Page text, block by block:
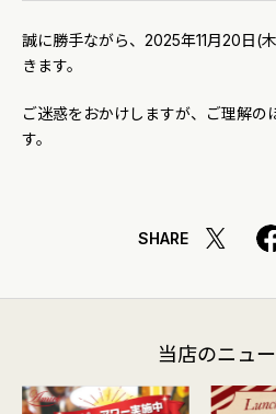
誠に勝手ながら、2025年11月20日(
きます。
ご迷惑をおかけしますが、ご理解の
す。
SHARE
当店のニュ